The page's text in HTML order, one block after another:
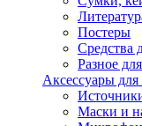
Постеры
Средства
Разное
Аксессуары
Маски и